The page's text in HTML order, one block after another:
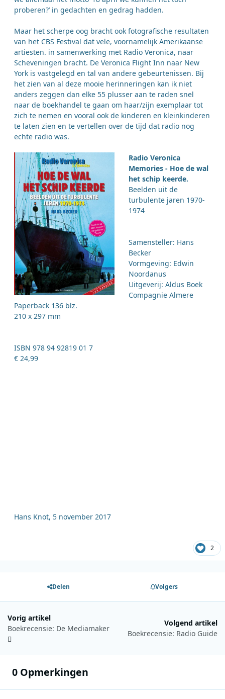
proberen?’ in gedachten en gedrag hadden.
Maar het scherpe oog bracht ook fotografische resultaten
van het CBS Festival dat vele, voornamelijk Amerikaanse
artiesten. in samenwerking met Radio Veronica, naar
Scheveningen bracht. De Veronica Flight Inn naar New
York is vastgelegd en tal van andere gebeurtenissen. Bij
het zien van al deze mooie herinneringen kan ik niet
anders zeggen dan elke 55 plusser aan te raden snel
naar de boekhandel te gaan om haar/zijn exemplaar tot
zich te nemen en vooral ook de kinderen en kleinkinderen
te laten zien en te vertellen over de tijd dat radio nog
echte radio was.
Radio Veronica
Memories - Hoe de wal
het schip keerde.
Beelden uit de
turbulente jaren 1970-
1974
Samensteller: Hans
Becker
Vormgeving: Edwin
Noordanus
Uitgeverij: Aldus Boek
Compagnie Almere
Paperback 136 blz.
210 x 297 mm
ISBN 978 94 92819 01 7
€ 24,99
Hans Knot, 5 november 2017
2
Delen Volgers
Vorig artikel
Boekrecensie: De Mediamaker
Volgend artikel
Boekrecensie: Radio Guide
0 Opmerkingen